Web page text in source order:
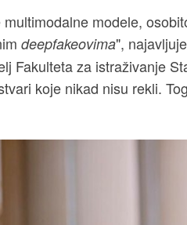
modele,
deepfakeovima", najavljuje
Fakulteta za istraživanje
koje nikad nisu rekli.